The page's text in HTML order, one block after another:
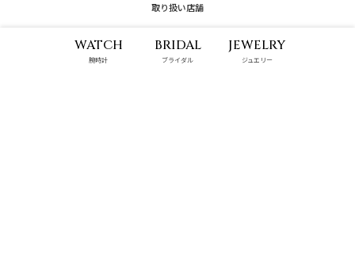
取り扱い店舗
WATCH
腕時計
BRIDAL
ブライダル
JEWELRY
ジュエリー